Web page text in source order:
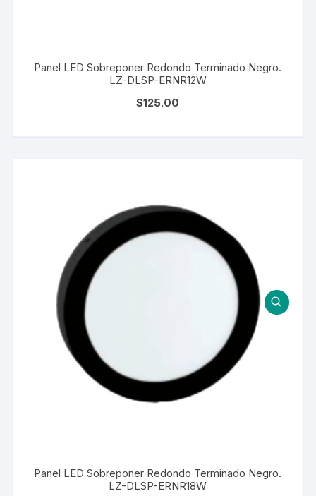
Panel LED Sobreponer Redondo Terminado Negro.
LZ-DLSP-ERNR12W
$125.00
Panel LED Sobreponer Redondo Terminado Negro.
LZ-DLSP-ERNR18W